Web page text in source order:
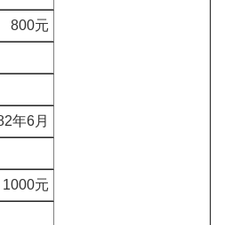
800元
年6月
1000元